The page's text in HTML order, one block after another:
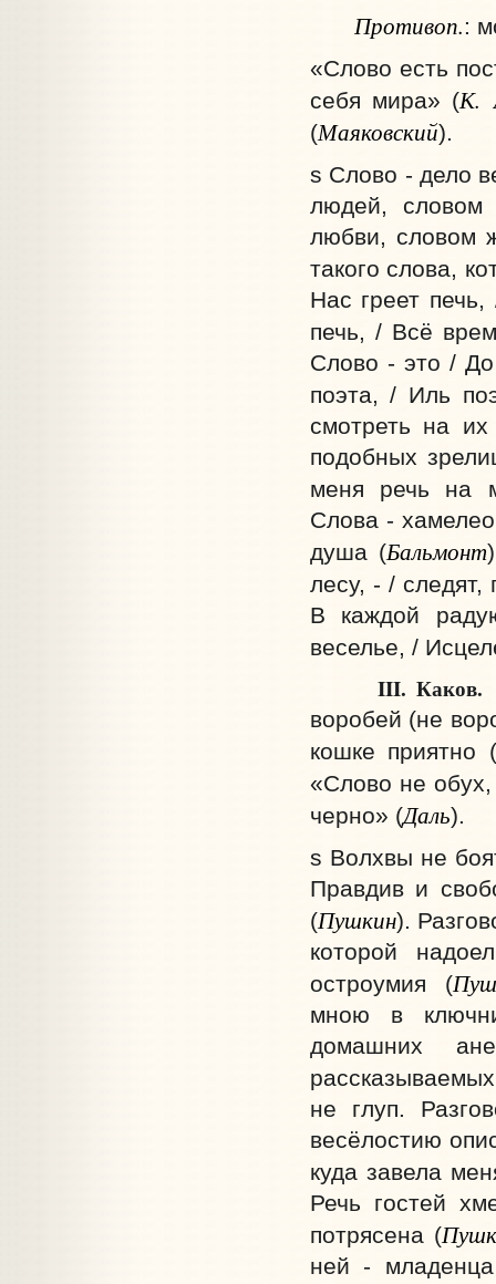
Противоп.:
«Слово есть
себя мира» (К.
(Маяковский).
s Слово - дело
людей, словом
любви, словом
такого слова,
Нас греет
печь, / Всё
Слово - это /
поэта, / Иль
смотреть на
подобных
меня речь на
Слова -
душа (Бальмонт
лесу, - / следят,
В каждой
веселье, /
III. Каков.
воробей (не
кошке приятно
«Слово не
черно» (Даль).
s Волхвы не
Правдив и
(Пушкин).
которой
остроумия (
мною в
домашних
не глуп.
весёлостию
куда завела
Речь гостей
потрясена (
ней -